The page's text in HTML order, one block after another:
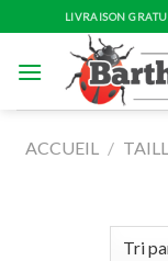
to
LIVRAISON
ACCUEIL /